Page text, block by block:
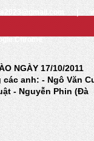
Chrome
NGÀY 17/10/2011
các anh: - Ngô Văn
- Nguyễn Phin (Đà